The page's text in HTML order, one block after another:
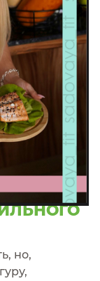
но,